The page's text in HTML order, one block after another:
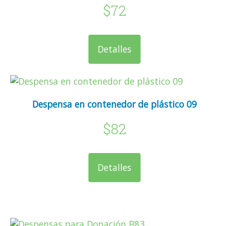
$72
Detalles
Despensa en contenedor de plástico 09
$82
Detalles